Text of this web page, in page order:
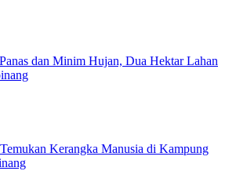
dan Minim Hujan, Dua Hektar Lahan
Kerangka Manusia di Kampung